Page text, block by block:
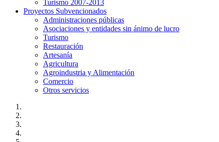
Turismo 2007-2013
Proyectos Subvencionados
Administraciones públicas
Asociaciones y entidades sin ánimo de lucro
Turismo
Restauración
Artesanía
Agricultura
Agroindustria y Alimentación
Comercio
Otros servicios